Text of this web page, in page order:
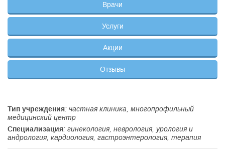
Врачи
Услуги
Акции
Отзывы
Тип учреждения: частная клиника, многопрофильный
медицинский центр
Специализация: гинекология, неврология, урология и
андрология, кардиология, гастроэнтерология, терапия